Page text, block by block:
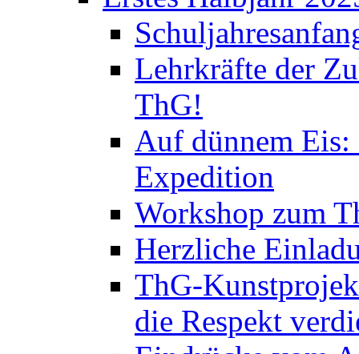
Lehrkräfte der
ThG!
Auf dünnem
Expedition
Workshop zum
Herzliche
ThG-
die Respekt